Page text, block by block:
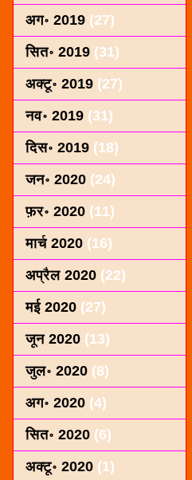
अग॰ 2019 (27)
सित॰ 2019 (31)
अक्टू॰ 2019 (27)
नव॰ 2019 (31)
दिस॰ 2019 (18)
जन॰ 2020 (24)
फ़र॰ 2020 (11)
मार्च 2020 (16)
अप्रैल 2020 (22)
मई 2020 (27)
जून 2020 (13)
जुल॰ 2020 (8)
अग॰ 2020 (4)
सित॰ 2020 (6)
अक्टू॰ 2020 (1)